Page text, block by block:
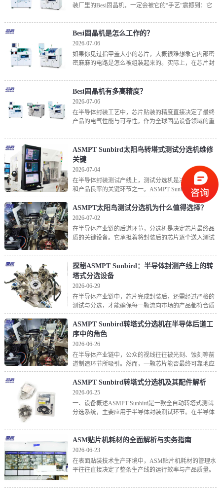
装厂里的Besi固晶机，一定会被它的“手艺”震撼到：它
贴到基板上，全程快如闪电，却稳如磐石。这背后的
Besi固晶机是怎么工作的？
2026-07-06
如果你见过指甲盖大小的芯片，大概很难想象它内部密
密麻麻的电路是怎么被组装起来的。实际上，在芯片封
把切割好的微小裸芯片从晶圆上取下来，精确地“种”到
基板
Besi固晶机有多高精度？
2026-07-06
在半导体封装工艺中，芯片贴装的精度直接决定了最终
产品的电气性能与可靠性。作为全球固晶设备领域的重
答“Besi固晶机有多高精度”这一问题，需要从其产品
ASMPT Sunbird太阳鸟转塔式测试分选机维修
关键
2026-07-04
在半导体封装测试产线上，测试分选机是决定产出效率
和产品良率的关键环节之一。ASMPT Sunbird太阳鸟转
塔式测试分选机作为一款全自动转塔式测试分选系统，
承担着将完成封装的芯片按照测试结果快速分类归
ASMPT太阳鸟测试分选机为什么值得选择？
2026-07-02
在半导体产业链的后道环节，分选机是决定芯片最终品
质的关键设备。它承担着将封装后的芯片逐个送入测试
的“质量把关人”。ASMPT旗下的太阳鸟（Sunbird
探秘ASMPT Sunbird：半导体封测产线上的转
塔式分选设备
2026-06-29
在半导体产业链中，芯片完成封装后，还需经过严格的
测试与分选，才能确保每一颗流向市场的产品都符合质
量要求。承担这一关键任务的设备，便是分选机
（Handler）。ASMPT作为全球领先的半导体封装设备
供应
ASMPT Sunbird转塔式分选机在半导体后道工
序中的角色
2026-06-26
在半导体产业链中，公众的视线往往被光刻、蚀刻等前
道制造环节所吸引。然而，一颗芯片能否最终可靠地应
用到手机或汽车中，后道封装测试环节起着决定性的
“把关”作用。在这个环节中，分选机（Handler）是与测
ASMPT Sunbird转塔式分选机及其配件解析
2026-06-25
一、设备概述ASMPT Sunbird是一款全自动转塔式测试
分选系统，主要应用于半导体封装测试环节。在半导体
果进行分类归仓，其性能直接影响产线的效率和良
ASM贴片机耗材的全面解析与实务指南
2026-06-23
在表面贴装技术生产环境中，ASM贴片机耗材的管理水
平往往直接决定了整条生产线的运行效率与产品质量。
是指那些在贴片机日常运行中持续消耗、需要定期补充